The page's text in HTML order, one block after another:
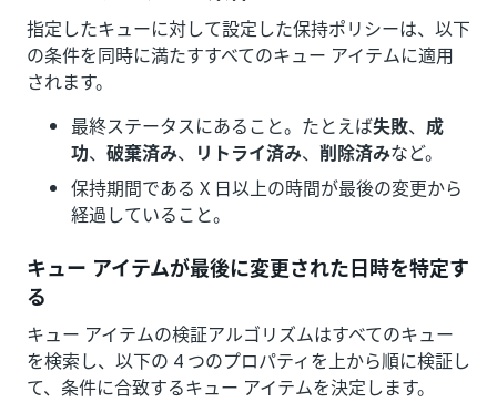
指定したキューに対して設定した保持ポリシーは、以下
の条件を同時に満たすすべてのキュー アイテムに適用
されます。
最終ステータスにあること。たとえば失敗、 成
功、 破棄済み、 リトライ済み、 削除済みなど。
保持期間である X 日以上の時間が最後の変更から
経過していること。
キュー アイテムが最後に変更された日時を特定す
る
キュー アイテムの検証アルゴリズムはすべてのキュー
を検索し、以下の 4 つのプロパティを上から順に検証し
て、条件に合致するキュー アイテムを決定します。